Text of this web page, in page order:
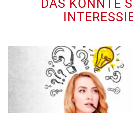
DAS KÖNNTE